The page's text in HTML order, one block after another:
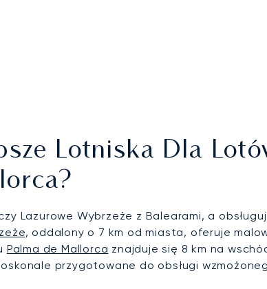
Lotniska Dla
Lazurowe Wybrzeże z Balearami, a
, oddalony o 7 km od miasta, oferuje
Palma de Mallorca znajduje się 8 km na
przygotowane do obsługi